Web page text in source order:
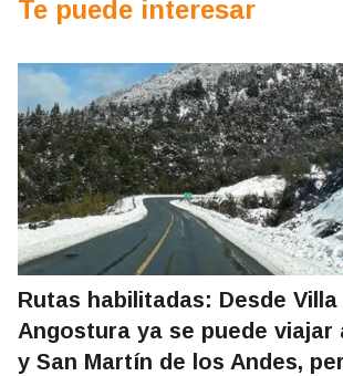
Te puede interesar
Rutas habilitadas: Desde Villa
Angostura ya se puede viajar
y San Martín de los Andes,